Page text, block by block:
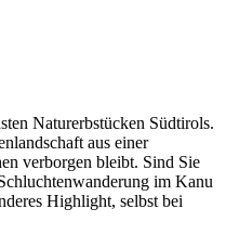
Naturerbstücken Südtirols.
aus einer
verborgen bleibt. Sind Sie
im Kanu
Highlight, selbst bei